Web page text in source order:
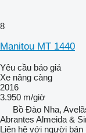
8
Manitou MT 1440
Yêu cầu báo giá
Xe nâng càng
2016
3.950 m/giờ
Bồ Đào Nha,
Abrantes Almeida &
Liên hệ với người bán